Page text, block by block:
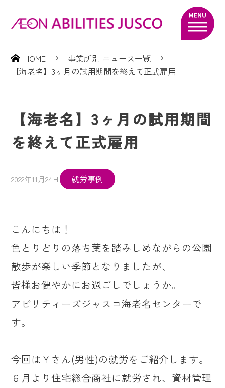
HOME
事業所別 ニュース一覧
【海老名】3ヶ月の試用期間を終えて正式雇用
【海老名】3ヶ月の試用期間
を終えて正式雇用
2022年11月24日 就労事例
こんにちは！
色とりどりの落ち葉を踏みしめながらの公園
散歩が楽しい季節となりましたが、
皆様お健やかにお過ごしでしょうか。
アビリティーズジャスコ海老名センターで
す。
今回はＹさん(男性)の就労をご紹介します。
６月より住宅総合商社に就労され、資材管理